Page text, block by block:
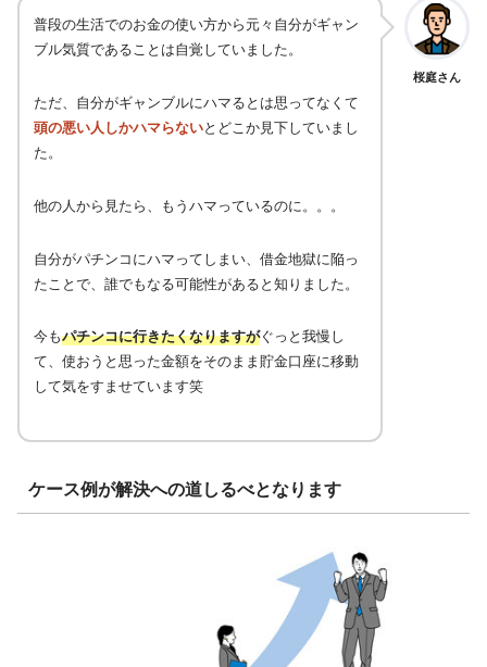
普段の生活でのお金の使い方から元々自分がギャン
ブル気質であることは自覚していました。
ただ、自分がギャンブルにハマるとは思ってなくて
頭の悪い人しかハマらないとどこか見下していまし
た。
他の人から見たら、もうハマっているのに。。。
自分がパチンコにハマってしまい、借金地獄に陥っ
たことで、誰でもなる可能性があると知りました。
今もパチンコに行きたくなりますがぐっと我慢し
て、使おうと思った金額をそのまま貯金口座に移動
して気をすませています笑
桜庭さん
ケース例が解決への道しるべとなります